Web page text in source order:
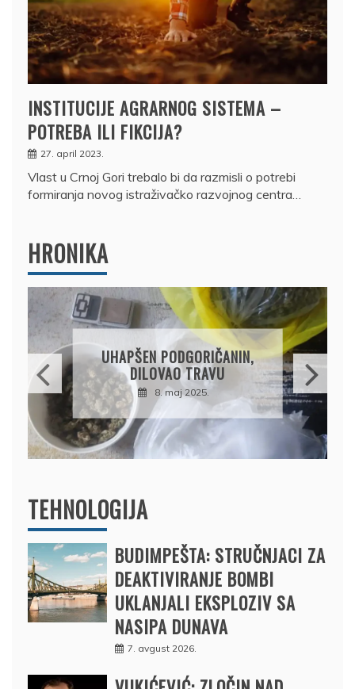
INSTITUCIJE AGRARNOG SISTEMA –
POTREBA ILI FIKCIJA?
27. april 2023.
Vlast u Crnoj Gori trebalo bi da razmisli o potrebi
formiranja novog istraživačko razvojnog centra…
HRONIKA
DRŽAVLJANIN RUSIJE
OSUMNJIČEN DA JE
PRODAO TUĐI BMW,
DRŽAVU NAPUSTIO
BRODOM
12. februar 2025.
TEHNOLOGIJA
BUDIMPEŠTA: STRUČNJACI ZA
DEAKTIVIRANJE BOMBI
UKLANJALI EKSPLOZIV SA
NASIPA DUNAVA
7. avgust 2026.